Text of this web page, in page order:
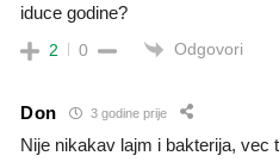
iduce godine?
2 0 Odgovori
Don 3 godine prije
Nije nikakav lajm i bakterija, vec